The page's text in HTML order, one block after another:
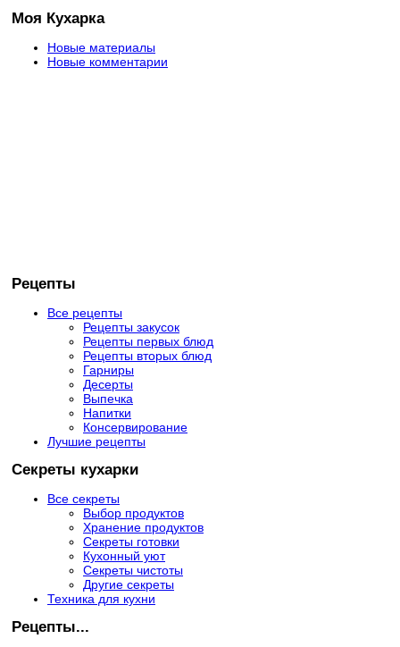
Моя Кухарка
Новые материалы
Новые комментарии
Рецепты
Все рецепты
Рецепты закусок
Рецепты первых блюд
Рецепты вторых блюд
Гарниры
Десерты
Выпечка
Напитки
Консервирование
Лучшие рецепты
Секреты кухарки
Все секреты
Выбор продуктов
Хранение продуктов
Секреты готовки
Кухонный уют
Секреты чистоты
Другие секреты
Техника для кухни
Рецепты...